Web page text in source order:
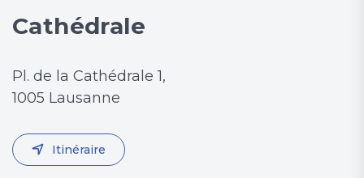
Cathédrale
Pl. de la Cathédrale 1,
1005 Lausanne
Itinéraire